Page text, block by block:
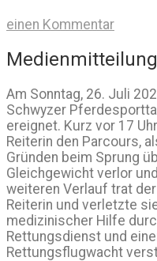
einen Kommentar
Medienmitteilung
Am Sonntag, 26. Juli
Schwyzer
ereignet. Kurz vor 17
Reiterin den Parcours,
Gründen beim Sprung
Gleichgewicht verlor
weiteren Verlauf trat
Reiterin und verletzte
medizinischer Hilfe
Rettungsdienst und
Rettungsflugwacht